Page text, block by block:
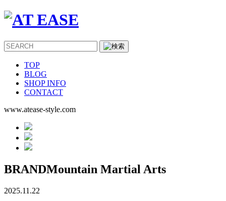
TOP
BLOG
SHOP INFO
CONTACT
www.atease-style.com
BRANDMountain Martial Arts
2025.11.22